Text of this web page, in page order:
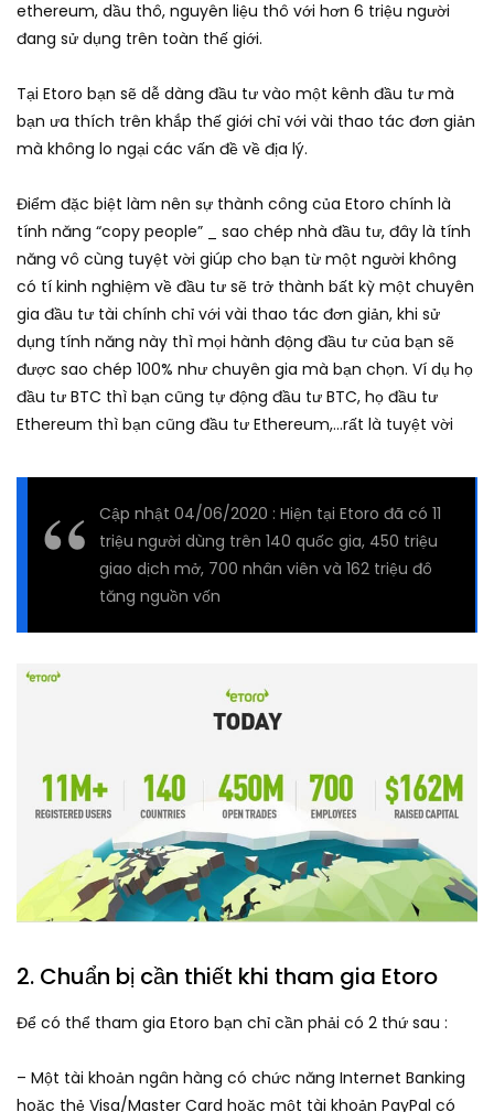
ethereum, dầu thô, nguyên liệu thô với hơn 6 triệu người
đang sử dụng trên toàn thế giới.
Tại Etoro bạn sẽ dễ dàng đầu tư vào một kênh đầu tư mà
bạn ưa thích trên khắp thế giới chỉ với vài thao tác đơn giản
mà không lo ngại các vấn đề về địa lý.
Điểm đặc biệt làm nên sự thành công của Etoro chính là
tính năng “copy people” _ sao chép nhà đầu tư, đây là tính
năng vô cùng tuyệt vời giúp cho bạn từ một người không
có tí kinh nghiệm về đầu tư sẽ trở thành bất kỳ một chuyên
gia đầu tư tài chính chỉ với vài thao tác đơn giản, khi sử
dụng tính năng này thì mọi hành động đầu tư của bạn sẽ
được sao chép 100% như chuyên gia mà bạn chọn. Ví dụ họ
đầu tư BTC thì bạn cũng tự động đầu tư BTC, họ đầu tư
Ethereum thì bạn cũng đầu tư Ethereum,…rất là tuyệt vời
Cập nhật 04/06/2020 : Hiện tại Etoro đã có 11
triệu người dùng trên 140 quốc gia, 450 triệu
giao dịch mở, 700 nhân viên và 162 triệu đô
tăng nguồn vốn
2. Chuẩn bị cần thiết khi tham gia Etoro
Để có thể tham gia Etoro bạn chỉ cần phải có 2 thứ sau :
– Một tài khoản ngân hàng có chức năng Internet Banking
hoặc thẻ Visa/Master Card hoặc một tài khoản PayPal có